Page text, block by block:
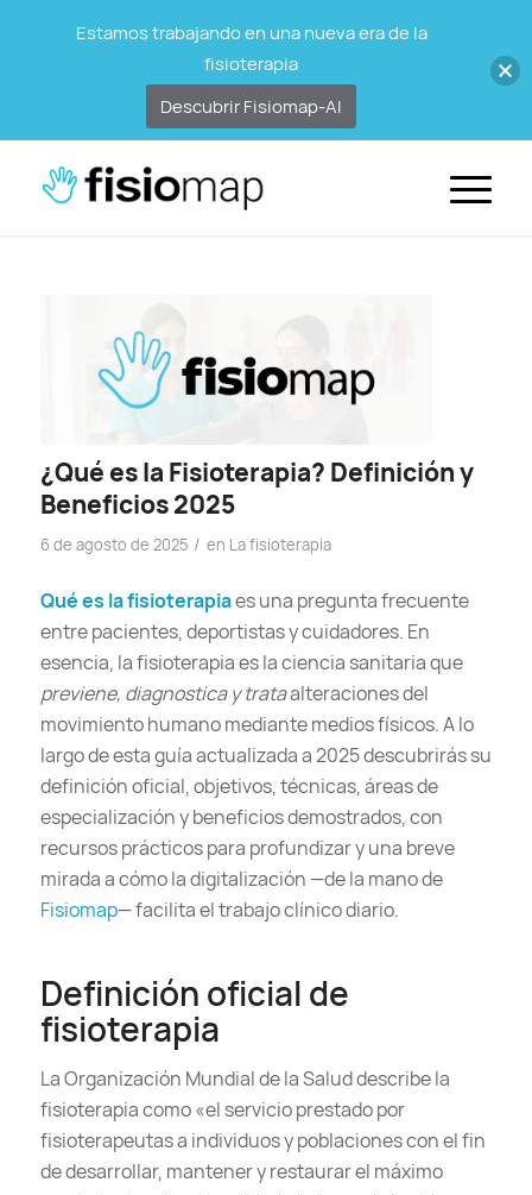
¿Qué es la Fisioterapia? Definición y
Beneficios 2025
6 de agosto de 2025 / en La fisioterapia
Qué es la fisioterapiaes una pregunta frecuente
entre pacientes, deportistas y cuidadores. En
esencia, la fisioterapia es la ciencia sanitaria que
previene, diagnostica y trataalteraciones del
movimiento humano mediante medios físicos. A lo
largo de esta guía actualizada a 2025 descubrirás su
definición oficial, objetivos, técnicas, áreas de
especialización y beneficios demostrados, con
recursos prácticos para profundizar y una breve
mirada a cómo la digitalización —de la mano de
Fisiomap— facilita el trabajo clínico diario.
Definición oficial de
fisioterapia
La Organización Mundial de la Salud describe la
fisioterapia como «el servicio prestado por
fisioterapeutas a individuos y poblaciones con el fin
de desarrollar, mantener y restaurar el máximo
Estamos trabajando en una nueva era de la
fisioterapia
Descubrir Fisiomap-AI